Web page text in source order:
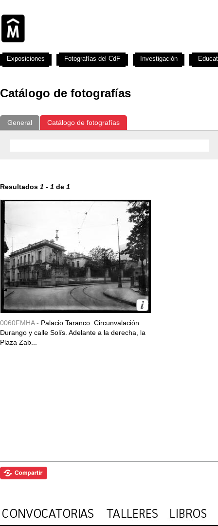
Catálogo de fotografías
General Catálogo de fotografías
Resultados 1 - 1 de 1
0060FMHA - Palacio Taranco. Circunvalación
Durango y calle Solís. Adelante a la derecha, la
Plaza Zab...
Exposiciones Fotografías del CdF Investigación